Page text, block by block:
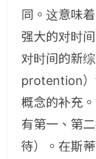
同。这意味
强大的对时
对时间的新
protention）
概念的补充
有第一、第
待）。在斯